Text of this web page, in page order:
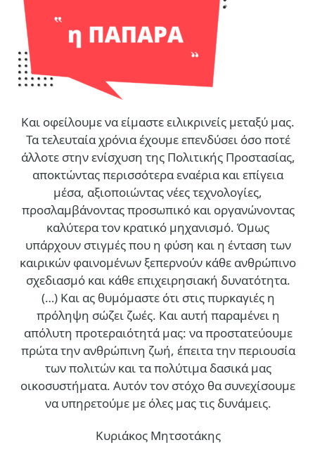
Και οφείλουμε να είμαστε ειλικρινείς μεταξύ μας.
Τα τελευταία χρόνια έχουμε επενδύσει όσο ποτέ
άλλοτε στην ενίσχυση της Πολιτικής Προστασίας,
αποκτώντας περισσότερα εναέρια και επίγεια
μέσα, αξιοποιώντας νέες τεχνολογίες,
προσλαμβάνοντας προσωπικό και οργανώνοντας
καλύτερα τον κρατικό μηχανισμό. Όμως
υπάρχουν στιγμές που η φύση και η ένταση των
καιρικών φαινομένων ξεπερνούν κάθε ανθρώπινο
σχεδιασμό και κάθε επιχειρησιακή δυνατότητα.
(…) Και ας θυμόμαστε ότι στις πυρκαγιές η
πρόληψη σώζει ζωές. Και αυτή παραμένει η
απόλυτη προτεραιότητά μας: να προστατεύουμε
πρώτα την ανθρώπινη ζωή, έπειτα την περιουσία
των πολιτών και τα πολύτιμα δασικά μας
οικοσυστήματα. Αυτόν τον στόχο θα συνεχίσουμε
να υπηρετούμε με όλες μας τις δυνάμεις.
Κυριάκος Μητσοτάκης